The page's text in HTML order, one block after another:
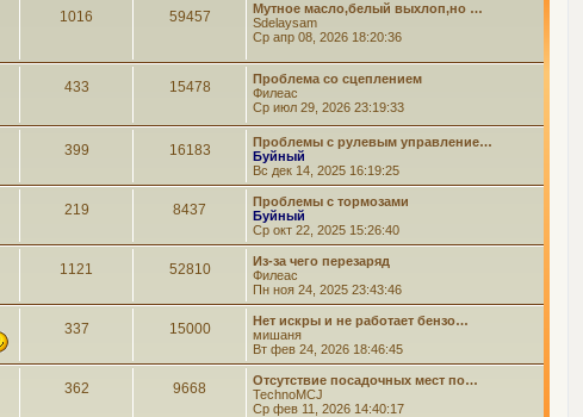
1016 59457
Мутное масло,белый выхлоп,но …
Sdelaysam
Ср апр 08, 2026 18:20:36
433 15478
Проблема со сцеплением
Филеас
Ср июл 29, 2026 23:19:33
399 16183
Проблемы с рулевым управление…
Буйный
Вс дек 14, 2025 16:19:25
219 8437
Проблемы с тормозами
Буйный
Ср окт 22, 2025 15:26:40
1121 52810
Из-за чего перезаряд
Филеас
Пн ноя 24, 2025 23:43:46
337 15000
Нет искры и не работает бензо…
мишаня
Вт фев 24, 2026 18:46:45
362 9668
Отсутствие посадочных мест по…
TechnoMCJ
Ср фев 11, 2026 14:40:17